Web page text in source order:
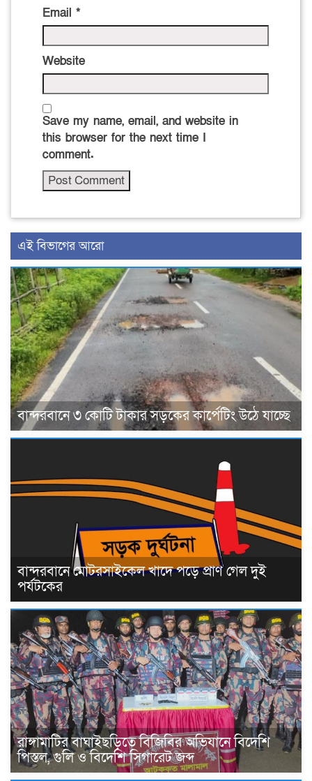
Email *
Website
Save my name, email, and website in
this browser for the next time I
comment.
এই বিভাগের আরো
বান্দরবানে ৩ কোটি টাকার সড়কের কার্পেটিং উঠে যাচ্ছে
বান্দরবানে মোটরসাইকেল খাদে পড়ে প্রাণ গেল দুই
পর্যটকের
রাঙ্গামাটির বাঘাইছড়িতে বিজিবির অভিযানে বিদেশি
পিস্তল, গুলি ও বিদেশি সিগারেট জব্দ